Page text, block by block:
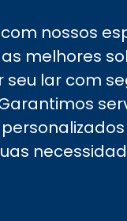
nossos
melhores
seu lar com